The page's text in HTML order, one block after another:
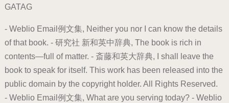
GATAG
- Weblio Email例文集, Neither you nor I can know the details
of that book. - 研究社 新和英中辞典, The book is rich in
contents―full of matter. - 斎藤和英大辞典, I shall leave the
book to speak for itself. This work has been released into the
public domain by the copyright holder. All Rights Reserved.
- Weblio Email例文集, What are you serving today? - Weblio